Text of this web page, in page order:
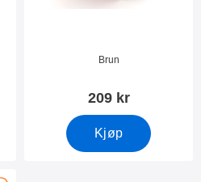
Varenummer 1337
Brun
209 kr
Kjøp